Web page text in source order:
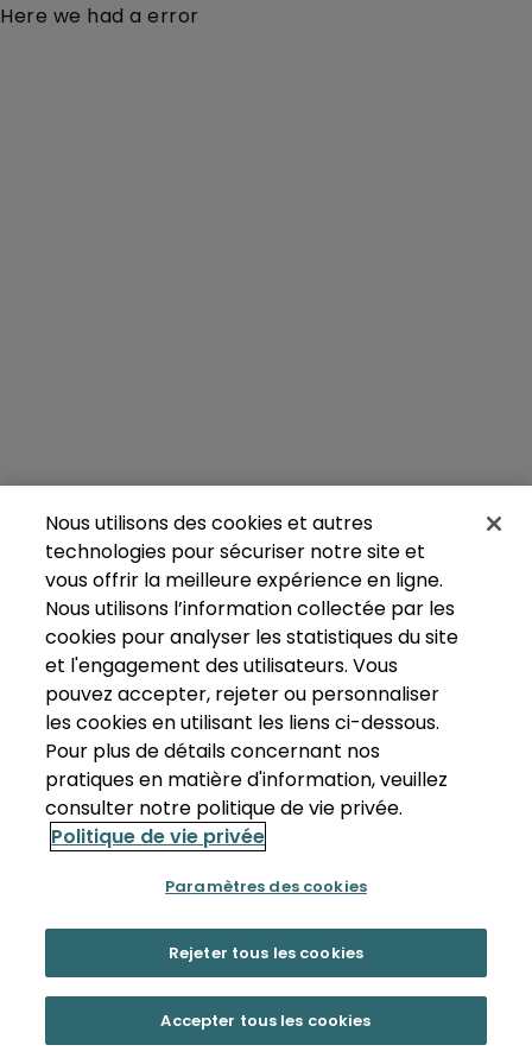
Here we had a error
Nous utilisons des cookies et autres
technologies pour sécuriser notre site et
vous offrir la meilleure expérience en ligne.
Nous utilisons l’information collectée par les
cookies pour analyser les statistiques du site
et l'engagement des utilisateurs. Vous
pouvez accepter, rejeter ou personnaliser
les cookies en utilisant les liens ci-dessous.
Pour plus de détails concernant nos
pratiques en matière d'information, veuillez
consulter notre politique de vie privée.
Politique de vie privée
Paramètres des cookies
Rejeter tous les cookies
Accepter tous les cookies